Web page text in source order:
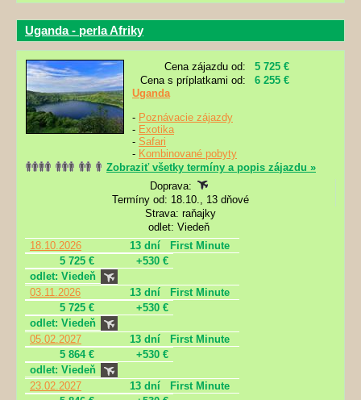
Uganda - perla Afriky
Cena zájazdu od:
5 725 €
Cena s príplatkami od:
6 255 €
Uganda
- Poznávacie zájazdy
- Exotika
- Safari
- Kombinované pobyty
Zobraziť všetky termíny a popis zájazdu »
Doprava:
Termíny od: 18.10., 13 dňové
Strava: raňajky
odlet: Viedeň
18.10.2026
13 dní
First Minute
5 725 €
+530 €
odlet: Viedeň
03.11.2026
13 dní
First Minute
5 725 €
+530 €
odlet: Viedeň
05.02.2027
13 dní
First Minute
5 864 €
+530 €
odlet: Viedeň
23.02.2027
13 dní
First Minute